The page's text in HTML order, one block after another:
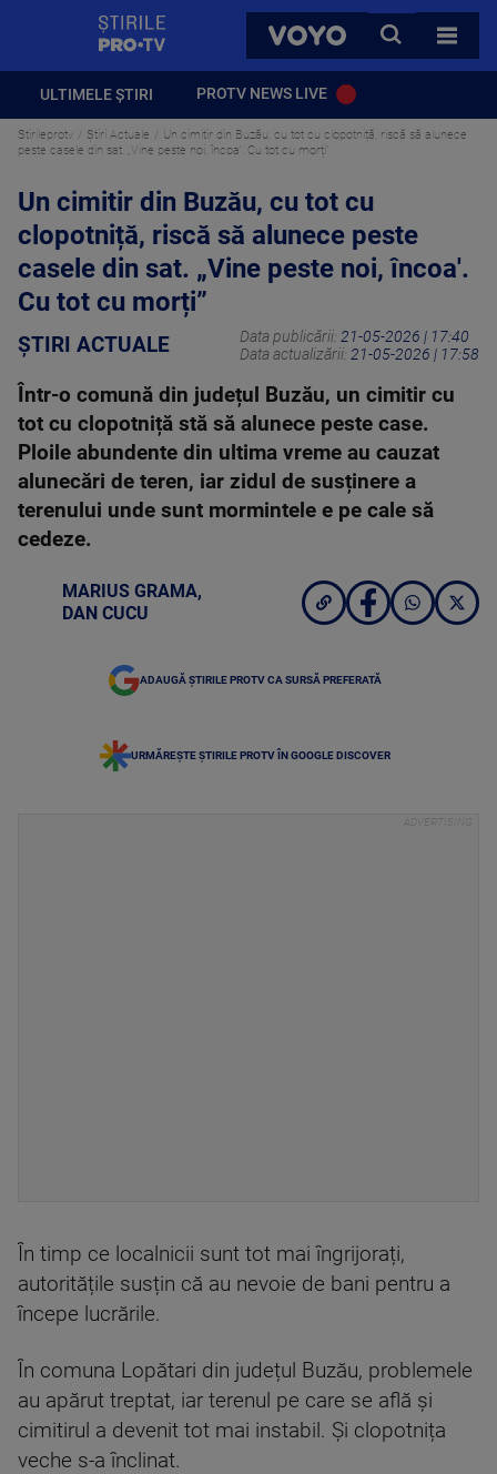
VOYO
CAUTA
TOATE
ULTIMELE ȘTIRI PROTV NEWS LIVE
Stirileprotv Știri Actuale
Un cimitir din Buzău, cu tot cu clopotniță, riscă să alunece
peste casele din sat. „Vine peste noi, încoa'. Cu tot cu morți”
Un cimitir din Buzău, cu tot cu
clopotniță, riscă să alunece peste
casele din sat. „Vine peste noi, încoa'.
Cu tot cu morți”
ȘTIRI ACTUALE Data publicării: 21-05-2026 | 17:40
Data actualizării: 21-05-2026 | 17:58
Într-o comună din județul Buzău, un cimitir cu
tot cu clopotniță stă să alunece peste case.
Ploile abundente din ultima vreme au cauzat
alunecări de teren, iar zidul de susținere a
terenului unde sunt mormintele e pe cale să
cedeze.
MARIUS GRAMA,
DAN CUCU
ADAUGĂ ȘTIRILE PROTV CA SURSĂ PREFERATĂ
URMĂREȘTE ȘTIRILE PROTV ÎN GOOGLE DISCOVER
În timp ce localnicii sunt tot mai îngrijorați,
autoritățile susțin că au nevoie de bani pentru a
începe lucrările.
În comuna Lopătari din județul Buzău, problemele
au apărut treptat, iar terenul pe care se află și
cimitirul a devenit tot mai instabil. Și clopotnița
veche s-a înclinat.